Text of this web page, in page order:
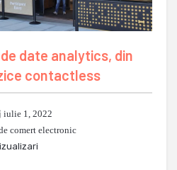
date analytics, din
contactless
iulie 1, 2022
comert electronic